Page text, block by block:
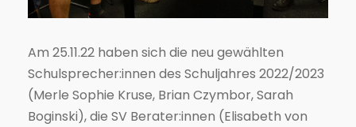
Am 25.11.22 haben sich die neu gewählten
Schulsprecher:innen des Schuljahres 2022/2023
(Merle Sophie Kruse, Brian Czymbor, Sarah
Boginski), die SV Berater:innen (Elisabeth von